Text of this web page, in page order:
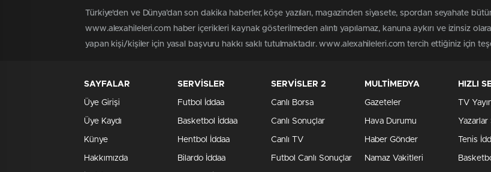
Türkiye'den ve Dünya’dan son dakika haberler, köşe yazıları, magazinden siyasete, spordan seyahate
www.alexahileleri.com haber içerikleri kaynak gösterilmeden alıntı yapılamaz, kanuna aykırı ve izinsiz
yapan kişi/kişiler için yasal başvuru hakkı saklı tutulmaktadır. www.alexahileleri.com tercih ettiğiniz için
SAYFALAR
Üye Girişi
Üye Kaydı
Künye
Hakkımızda
SERVİSLER
Futbol İddaa
Basketbol İddaa
Hentbol İddaa
Bilardo İddaa
SERVİSLER 2
Canlı Borsa
Canlı Sonuçlar
Canlı TV
Futbol Canlı Sonuçlar
MULTİMEDYA
Gazeteler
Hava Durumu
Haber Gönder
Namaz Vakitleri
HIZLI
TV
Yazarlar
Tenis